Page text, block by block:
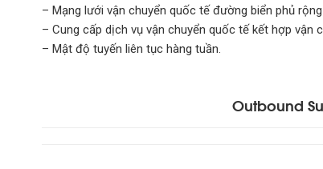
– Mạng lưới vận chuyển quốc tế đường biển phủ
– Cung cấp dịch vụ vận chuyển quốc tế kết hợp vận
– Mật độ tuyến liên tục hàng tuần.
Outbound